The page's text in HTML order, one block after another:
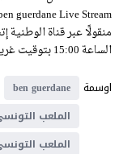
منقولًا عبر قناة
الساعة 15:00 بتوقيت غرينيتش، حصريًا على موقع يلا شوت فيديو.
اوسمة
ben guerdane
الملعب
الملعب